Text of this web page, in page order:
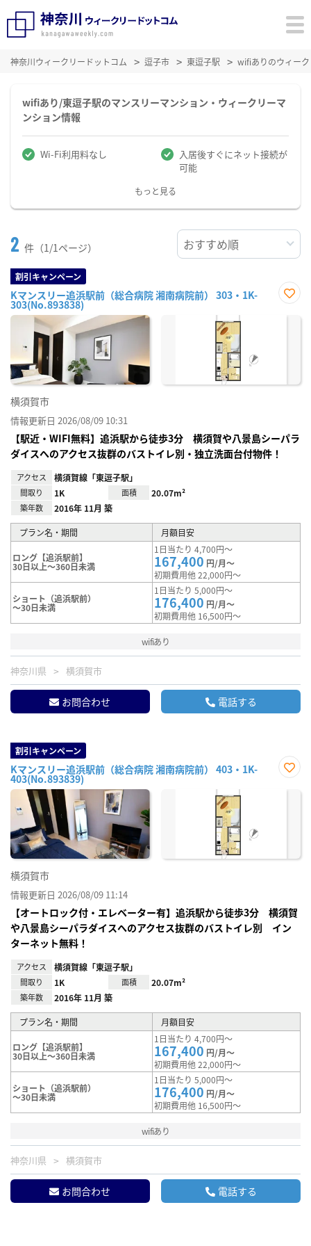
神奈川ウィークリードットコム 逗子市 東逗子駅 wifiありのウィー
wifiあり/東逗子駅のマンスリーマンション・ウィークリーマ
ンション情報
Wi-Fi利用料なし
入居後すぐにネット接続が
可能
もっと見る
2 件（1/1ページ）
割引キャンペーン
Kマンスリー追浜駅前（総合病院 湘南病院前） 303・1K-
303(No.893838)
に入
横須賀市
情報更新日 2026/08/09 10:31
【駅近・WIFI無料】追浜駅から徒歩3分 横須賀や八景島シーパラ
ダイスへのアクセス抜群のバストイレ別・独立洗面台付物件！
アクセス 横須賀線「東逗子駅」
間取り 1K 面積 20.07m²
築年数 2016年 11月 築
プラン名・期間 月額目安
ロング【追浜駅前】
30日以上～360日未満
1日当たり 4,700円～
167,400 円/月～
初期費用他 22,000円～
ショート（追浜駅前）
～30日未満
1日当たり 5,000円～
176,400 円/月～
初期費用他 16,500円～
wifiあり
神奈川県 横須賀市
お問合わせ 電話する
割引キャンペーン
Kマンスリー追浜駅前（総合病院 湘南病院前） 403・1K-
403(No.893839)
に入
横須賀市
情報更新日 2026/08/09 11:14
【オートロック付・エレベーター有】追浜駅から徒歩3分 横須賀
や八景島シーパラダイスへのアクセス抜群のバストイレ別 イン
ターネット無料！
アクセス 横須賀線「東逗子駅」
間取り 1K 面積 20.07m²
築年数 2016年 11月 築
プラン名・期間 月額目安
ロング【追浜駅前】
30日以上～360日未満
1日当たり 4,700円～
167,400 円/月～
初期費用他 22,000円～
ショート（追浜駅前）
～30日未満
1日当たり 5,000円～
176,400 円/月～
初期費用他 16,500円～
wifiあり
神奈川県 横須賀市
お問合わせ 電話する